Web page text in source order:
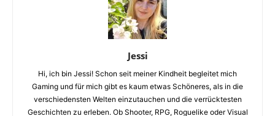
Jessi
Hi, ich bin Jessi! Schon seit meiner Kindheit begleitet mich
Gaming und für mich gibt es kaum etwas Schöneres, als in die
verschiedensten Welten einzutauchen und die verrücktesten
Geschichten zu erleben. Ob Shooter, RPG, Roguelike oder Visual